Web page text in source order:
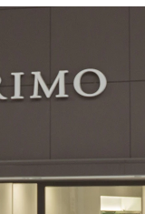
いただけます。